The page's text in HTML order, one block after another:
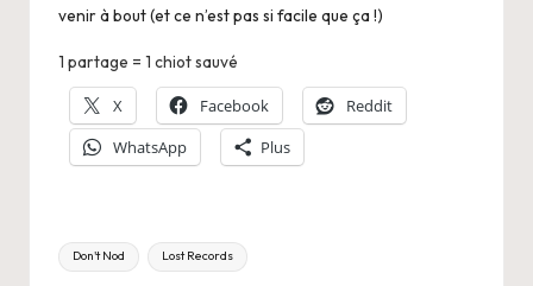
venir à bout (et ce n’est pas si facile que ça !)
1 partage = 1 chiot sauvé
X Facebook
Reddit
WhatsApp
Plus
Tags:
Don't Nod Lost Records